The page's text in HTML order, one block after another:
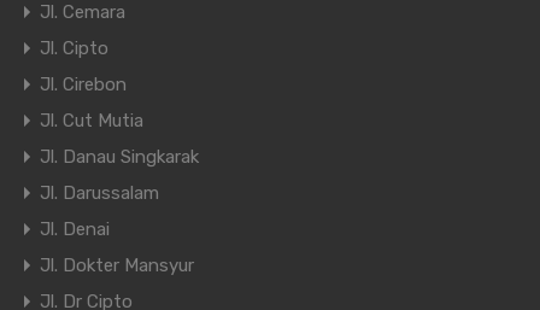
Jl. Cemara
Jl. Cipto
Jl. Cirebon
Jl. Cut Mutia
Jl. Danau Singkarak
Jl. Darussalam
Jl. Denai
Jl. Dokter Mansyur
Jl. Dr Cipto